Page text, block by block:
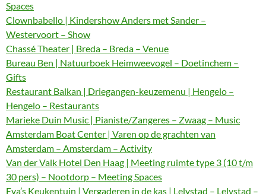
Spaces
Clownbabello | Kindershow Anders met Sander –
Westervoort – Show
Chassé Theater | Breda – Breda – Venue
Bureau Ben | Natuurboek Heimweevogel – Doetinchem –
Gifts
Restaurant Balkan | Driegangen-keuzemenu | Hengelo –
Hengelo – Restaurants
Marieke Duin Music | Pianiste/Zangeres – Zwaag – Music
Amsterdam Boat Center | Varen op de grachten van
Amsterdam – Amsterdam – Activity
Van der Valk Hotel Den Haag | Meeting ruimte type 3 (10 t/m
30 pers) – Nootdorp – Meeting Spaces
Eva’s Keukentuin | Vergaderen in de kas | Lelystad – Lelystad –